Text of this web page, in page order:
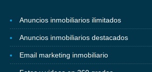
Anuncios inmobiliarios ilimitados
Anuncios inmobiliarios destacados
Email marketing inmobiliario